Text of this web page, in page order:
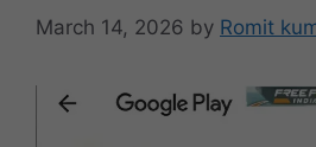
March 14, 2026 by Romit